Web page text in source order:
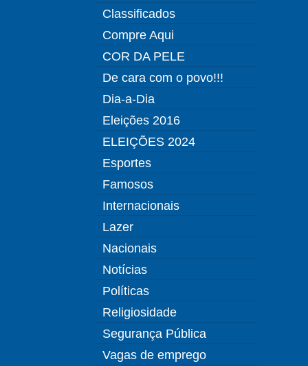
Classificados
Compre Aqui
COR DA PELE
De cara com o povo!!!
Dia-a-Dia
Eleições 2016
ELEIÇÕES 2024
Esportes
Famosos
Internacionais
Lazer
Nacionais
Notícias
Políticas
Religiosidade
Segurança Pública
Vagas de emprego